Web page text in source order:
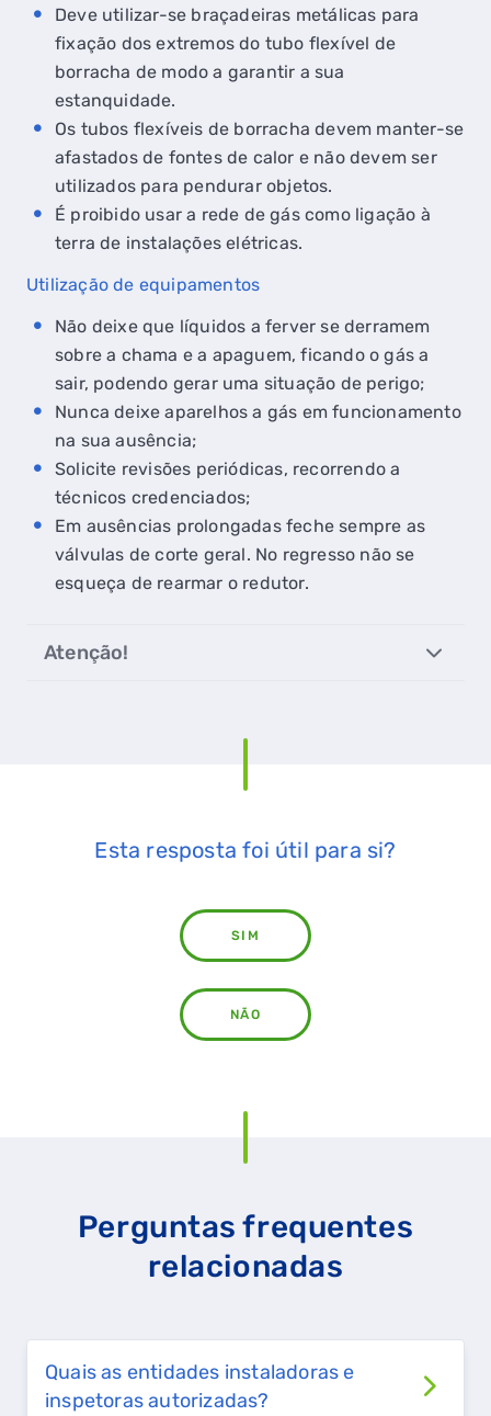
Deve utilizar-se braçadeiras metálicas para
fixação dos extremos do tubo flexível de
borracha de modo a garantir a sua
estanquidade.
Os tubos flexíveis de borracha devem manter-se
afastados de fontes de calor e não devem ser
utilizados para pendurar objetos.
É proibido usar a rede de gás como ligação à
terra de instalações elétricas.
Utilização de equipamentos
Não deixe que líquidos a ferver se derramem
sobre a chama e a apaguem, ficando o gás a
sair, podendo gerar uma situação de perigo;
Nunca deixe aparelhos a gás em funcionamento
na sua ausência;
Solicite revisões periódicas, recorrendo a
técnicos credenciados;
Em ausências prolongadas feche sempre as
válvulas de corte geral. No regresso não se
esqueça de rearmar o redutor.
Atenção!
Esta resposta foi útil para si?
SIM
NÃO
Perguntas frequentes
relacionadas
Quais as entidades instaladoras e
inspetoras autorizadas?
QUERO TER GÁS NATURAL